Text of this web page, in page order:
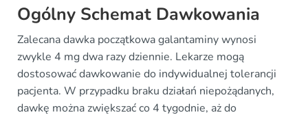
Ogólny Schemat Dawkowania
Zalecana dawka początkowa galantaminy wynosi
zwykle 4 mg dwa razy dziennie. Lekarze mogą
dostosować dawkowanie do indywidualnej tolerancji
pacjenta. W przypadku braku działań niepożądanych,
dawkę można zwiększać co 4 tygodnie, aż do